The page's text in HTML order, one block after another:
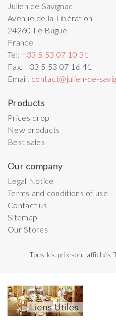
Julien de Savignac
Avenue de la Libération
24260 Le Bugue
France
Tel:+33 5 53 07 10 31
Fax:+33 5 53 07 16 41
Email: contact@julien-de-
Products
Prices drop
New products
Best sales
Our company
Legal Notice
Terms and conditions of use
Contact us
Sitemap
Our Stores
Tous les prix sont affichés